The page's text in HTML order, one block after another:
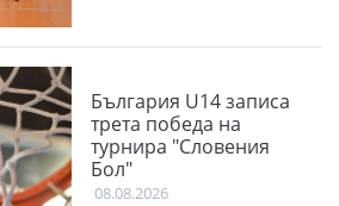
България U14 записа
трета победа на
турнира "Словения
Бол"
08.08.2026